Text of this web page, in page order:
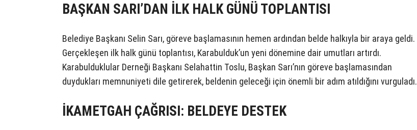
BAŞKAN SARI’DAN İLK HALK GÜNÜ TOPLANTISI
Belediye Başkanı Selin Sarı, göreve başlamasının hemen ardından belde halkıyla bir araya geldi.
Gerçekleşen ilk halk günü toplantısı, Karabulduk’un yeni dönemine dair umutları artırdı.
Karabulduklular Derneği Başkanı Selahattin Toslu, Başkan Sarı’nın göreve başlamasından
duydukları memnuniyeti dile getirerek, beldenin geleceği için önemli bir adım atıldığını vurguladı.
İKAMETGAH ÇAĞRISI: BELDEYE DESTEK